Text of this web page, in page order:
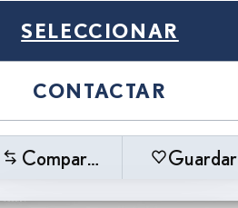
SELECCIONAR
CONTACTAR
Comparar Guardar